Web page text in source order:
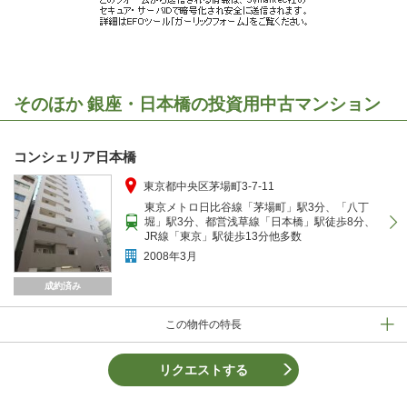
そのほか 銀座・日本橋の投資用中古マンション
コンシェリア日本橋
成約済み
この物件の特長
東京都中央区茅場町3-7-11
東京メトロ日比谷線「茅場町」駅3分、「八丁
堀」駅3分、都営浅草線「日本橋」駅徒歩8分、
JR線「東京」駅徒歩13分他多数
2008年3月
リクエストする